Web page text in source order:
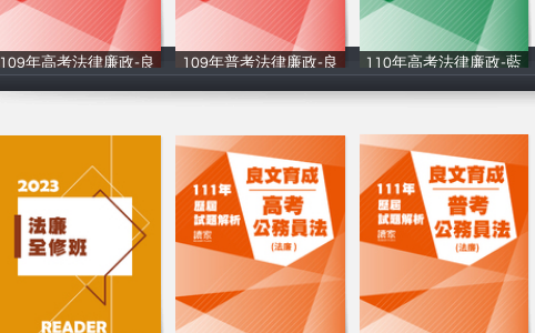
109年高考法律廉政-良
讀家補習班
109年普考法律廉政-良
讀家補習班
110年高考法律廉政-藍
讀家補習班